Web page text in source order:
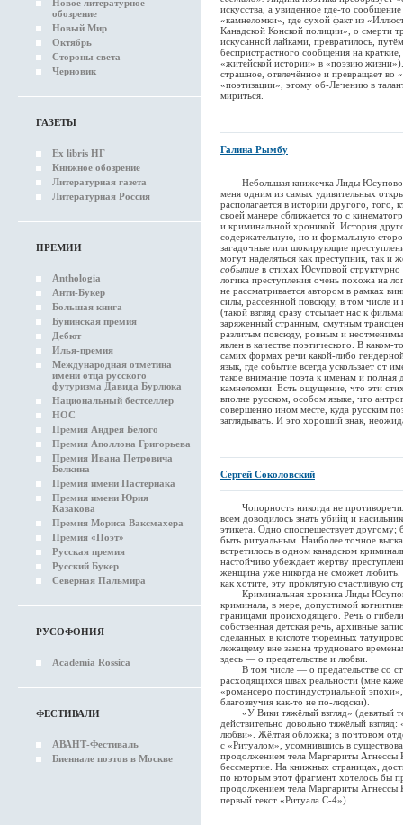
Новое литературное
обозрение
Новый Мир
Октябрь
Стороны света
Черновик
ГАЗЕТЫ
Ex libris НГ
Книжное обозрение
Литературная газета
Литературная Россия
ПРЕМИИ
Anthologia
Анти-Букер
Большая книга
Бунинская премия
Дебют
Илья-премия
Международная отметина
имени отца русского
футуризма Давида Бурлюка
Национальный бестселлер
НОС
Премия Андрея Белого
Премия Аполлона Григорьева
Премия Ивана Петровича
Белкина
Премия имени Пастернака
Премия имени Юрия
Казакова
Премия Мориса Ваксмахера
Премия «Поэт»
Русская премия
Русский Букер
Северная Пальмира
РУСОФОНИЯ
Academia Rossica
ФЕСТИВАЛИ
АВАНТ-Фестиваль
Биеннале поэтов в Москве
искусства, а увиденное где-то
«камнеломки», где сухой факт из
Канадской Конской полиции», о смерти
искусанной лайками, превратилось,
беспристрастного сообщения на
«житейской истории» в «поэзию
страшное, отвлечённое и превращает во
«поэтизации», этому об-Лечению в
мириться.
Галина Рымбу
Небольшая книжечка Лиды Юсуповой,
меня одним из самых удивительных
располагается в истории другого, того,
своей манере сближается то с
и криминальной хроникой. История
содержательную, но и формальную
загадочные или шокирующие
могут наделяться как преступник, так и
событие в стихах Юсуповой
логика преступления очень похожа на
не рассматривается автором в рамках
силы, рассеянной повсюду, в том числе и
(такой взгляд сразу отсылает нас к
заряженный странным, смутным
разлитым повсюду, ровным и
явлен в качестве поэтического. В
самих формах речи какой-либо
язык, где событие всегда ускользает от
такое внимание поэта к именам и полная
камнеломки. Есть ощущение, что эти
вполне русском, особом языке, что
совершенно ином месте, куда русским
заглядывать. И это хороший знак,
Сергей Соколовский
Чопорность никогда не
всем доводилось знать убийц и
этикета. Одно споспешествует
быть ритуальным. Наиболее точное
встретилось в одном канадском
настойчиво убеждает жертву
женщина уже никогда не сможет любить.
как хотите, эту про́клятую счастливую
Криминальная хроника Лиды
криминала, в мере, допустимой
границами происходящего. Речь о
собственная детская речь, архивные
сделанных в кислоте тюремных
лежащему вне закона трудновато
здесь — о предательстве и любви.
В том числе — о предательстве со
расходящихся швах реальности (мне
«романсеро постиндустриальной
благозвучия как-то не по-людски).
«У Вики тяжёлый взгляд» (девятый
действительно довольно тяжёлый
любви». Жёлтая обложка; в почтовом
с «Ритуалом», усомнившись в
продолжением тела Маргариты
бессмертие. На книжных страницах,
по которым этот фрагмент хотелось бы
продолжением тела Маргариты
первый текст «Ритуала С-4»).